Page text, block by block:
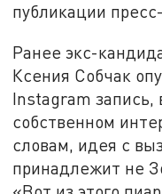
публикации
Ранее экс-
Ксения Собчак
Instagram запись,
собственном
словам, идея с
принадлежит не